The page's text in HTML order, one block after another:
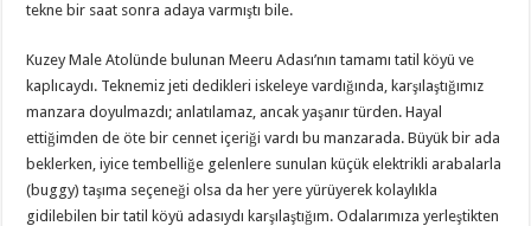
tekne bir saat sonra adaya varmıştı bile.
Kuzey Male Atolünde bulunan Meeru Adası’nın tamamı tatil köyü ve
kaplıcaydı. Teknemiz jeti dedikleri iskeleye vardığında, karşılaştığımız
manzara doyulmazdı; anlatılamaz, ancak yaşanır türden. Hayal
ettiğimden de öte bir cennet içeriği vardı bu manzarada. Büyük bir ada
beklerken, iyice tembelliğe gelenlere sunulan küçük elektrikli arabalarla
(buggy) taşıma seçeneği olsa da her yere yürüyerek kolaylıkla
gidilebilen bir tatil köyü adasıydı karşılaştığım. Odalarımıza yerleştikten